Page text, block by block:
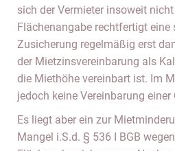
sich der Vermieter insoweit
Flächenangabe rechtfertigt eine
Zusicherung regelmäßig erst
der Mietzinsvereinbarung als
die Miethöhe vereinbart ist. Im
jedoch keine Vereinbarung
Es liegt aber ein zur
Mangel i.S.d. § 536 I BGB